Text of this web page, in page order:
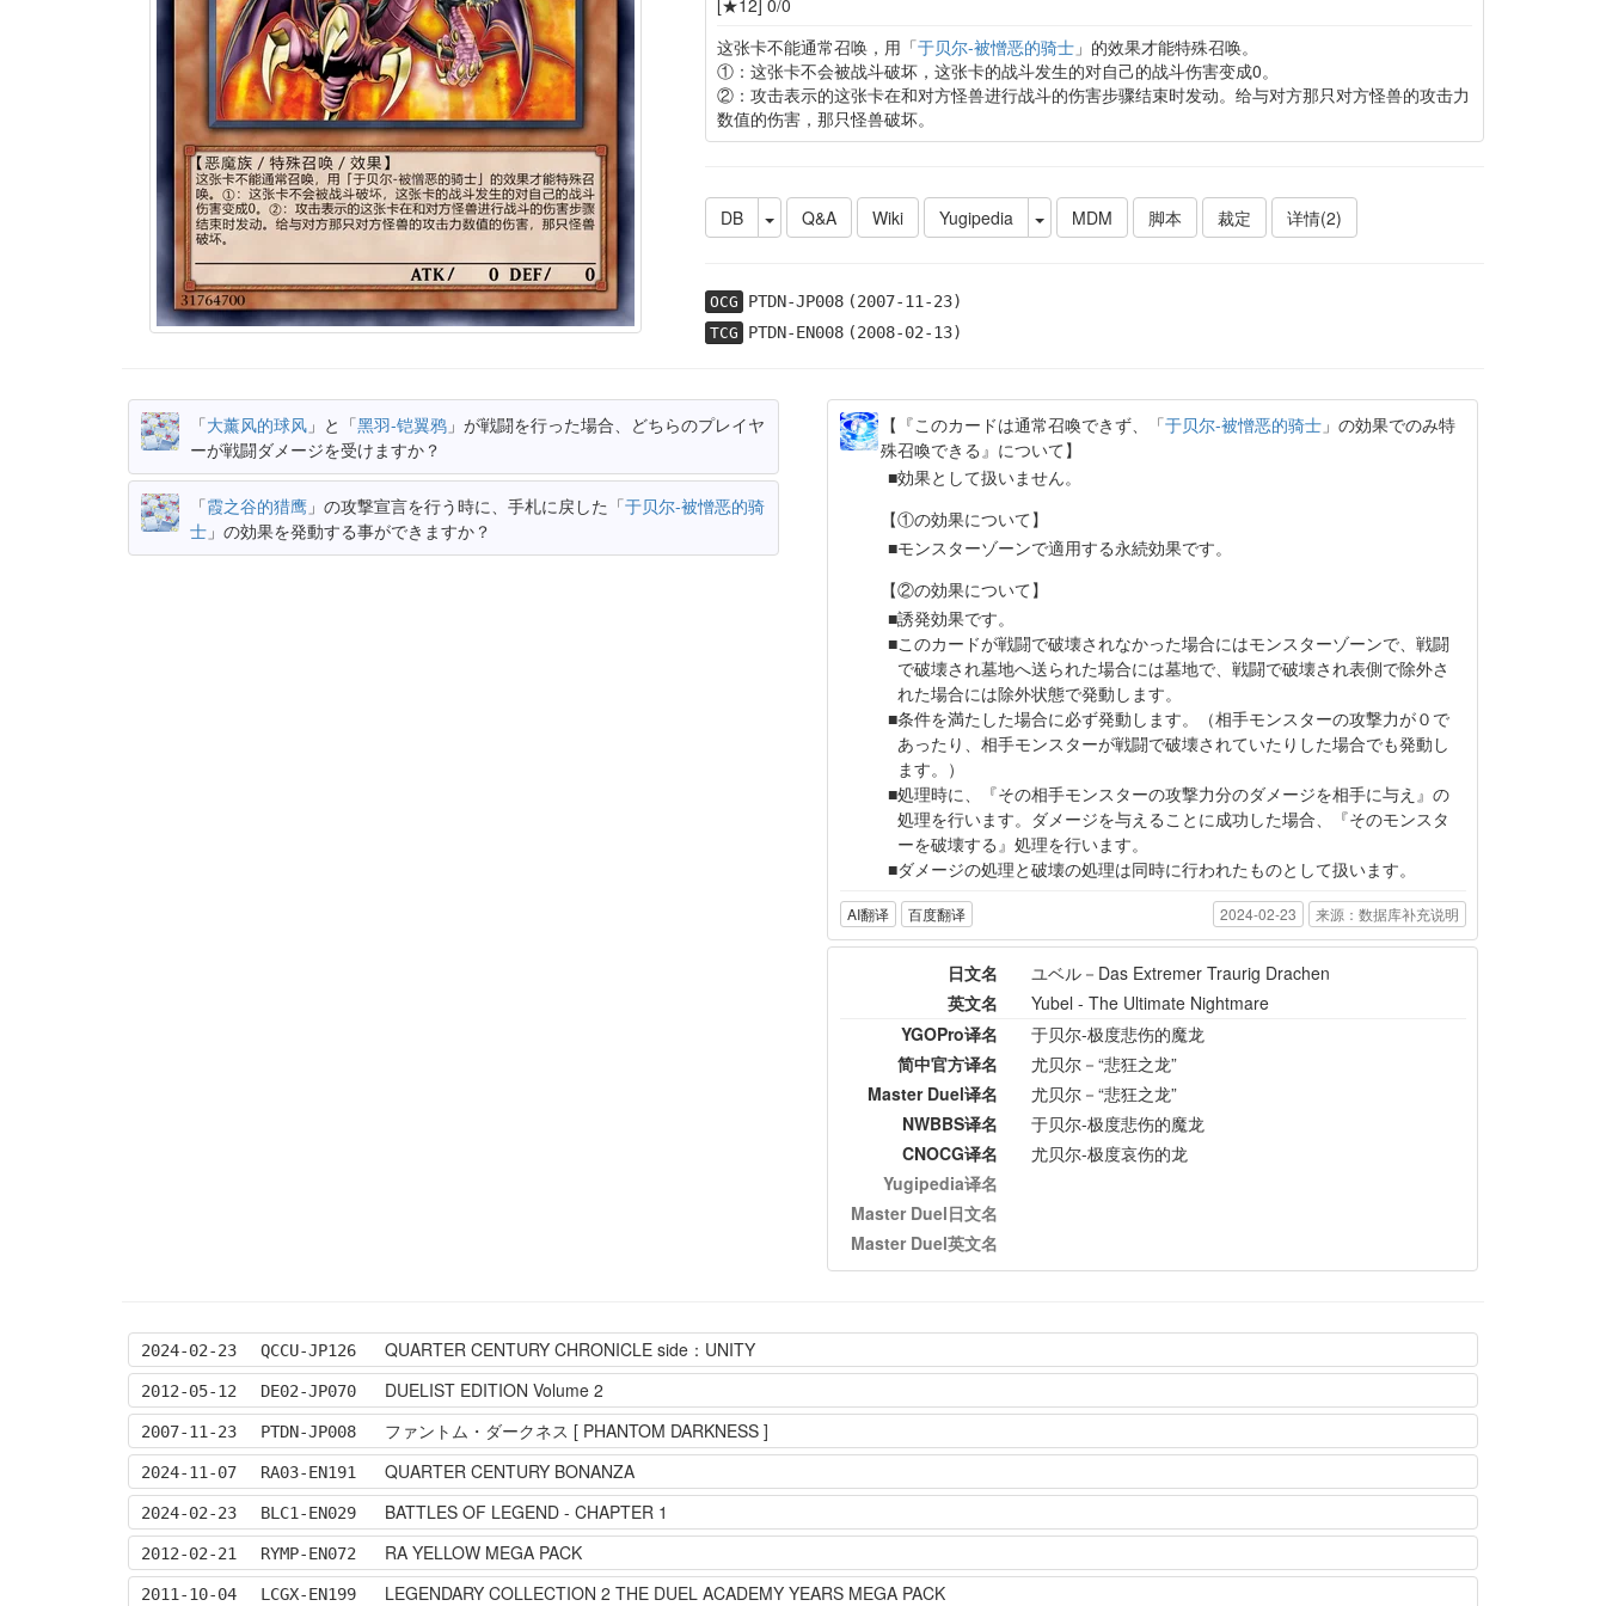
这张卡不能通常召唤，用「于贝尔-被憎恶的骑士 」的效果才能特殊召唤。
①：这张卡不会被战斗破坏，这张卡的战斗发生的对自己的战斗伤害变成0。
②：攻击表示的这张卡在和对方怪兽进行战斗的伤害步骤结束时发动。给与对方那只对方怪兽的攻击力
数值的伤害，那只怪兽破坏。
DB Q&A Wiki Yugipedia MDM 脚本 裁定 详情(2)
OCG PTDN-JP008(2007-11-23)
TCG PTDN-EN008(2008-02-13)
「大薰风的球风 」と「黑羽-铠翼鸦 」が戦闘を行った場合、どちらのプレイヤ
ーが戦闘ダメージを受けますか？
「霞之谷的猎鹰 」の攻撃宣言を行う時に、手札に戻した「于贝尔-被憎恶的骑
士 」の効果を発動する事ができますか？
【『このカードは通常召喚できず、「于贝尔-被憎恶的骑士 」の効果でのみ特
殊召喚できる』について】
効果として扱いません。
【①の効果について】
モンスターゾーンで適用する永続効果です。
【②の効果について】
誘発効果です。
このカードが戦闘で破壊されなかった場合にはモンスターゾーンで、戦闘
で破壊され墓地へ送られた場合には墓地で、戦闘で破壊され表側で除外さ
れた場合には除外状態で発動します。
条件を満たした場合に必ず発動します。（相手モンスターの攻撃力が０で
あったり、相手モンスターが戦闘で破壊されていたりした場合でも発動し
ます。）
処理時に、『その相手モンスターの攻撃力分のダメージを相手に与え』の
処理を行います。ダメージを与えることに成功した場合、『そのモンスタ
ーを破壊する』処理を行います。
ダメージの処理と破壊の処理は同時に行われたものとして扱います。
AI翻译 百度翻译 2024-02-23 来源：数据库补充说明
日文名
ユベル－Das Extremer Traurig Drachen
英文名
Yubel - The Ultimate Nightmare
YGOPro译名
于贝尔-极度悲伤的魔龙
简中官方译名
尤贝尔－“悲狂之龙”
Master Duel译名
尤贝尔－“悲狂之龙”
NWBBS译名
于贝尔-极度悲伤的魔龙
CNOCG译名
尤贝尔-极度哀伤的龙
Yugipedia译名
Master Duel日文名
Master Duel英文名
2024-02-23 QCCU-JP126 QUARTER CENTURY CHRONICLE side：UNITY
2012-05-12 DE02-JP070 DUELIST EDITION Volume 2
2007-11-23 PTDN-JP008 ファントム・ダークネス [ PHANTOM DARKNESS ]
2024-11-07 RA03-EN191 QUARTER CENTURY BONANZA
2024-02-23 BLC1-EN029 BATTLES OF LEGEND - CHAPTER 1
2012-02-21 RYMP-EN072 RA YELLOW MEGA PACK
2011-10-04 LCGX-EN199 LEGENDARY COLLECTION 2 THE DUEL ACADEMY YEARS MEGA PACK